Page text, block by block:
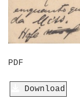
PDF
Download